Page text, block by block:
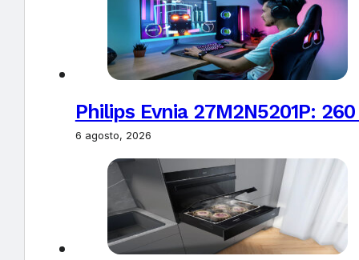
Philips Evnia 27M2N5201P:
6 agosto, 2026